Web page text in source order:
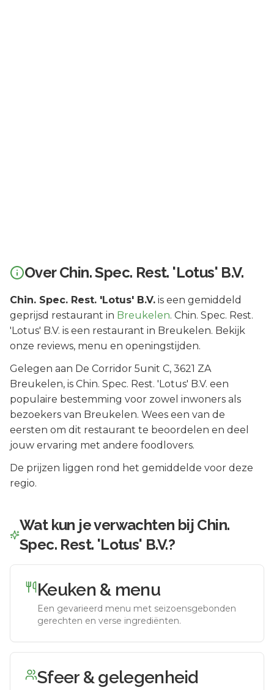
OverChin. Spec. Rest. 'Lotus' B.V.
Chin. Spec. Rest. 'Lotus' B.V. is een gemiddeld
geprijsd restaurant in Breukelen. Chin. Spec. Rest.
'Lotus' B.V. is een restaurant in Breukelen. Bekijk
onze reviews, menu en openingstijden.
Gelegen aan De Corridor 5unit C, 3621 ZA
Breukelen, is Chin. Spec. Rest. 'Lotus' B.V. een
populaire bestemming voor zowel inwoners als
bezoekers van Breukelen. Wees een van de
eersten om dit restaurant te beoordelen en deel
jouw ervaring met andere foodlovers.
De prijzen liggen rond het gemiddelde voor deze
regio.
Wat kun je verwachten bij Chin.
Spec. Rest. 'Lotus' B.V.?
Keuken & menu
Een gevarieerd menu met seizoensgebonden
gerechten en verse ingrediënten.
Sfeer & gelegenheid